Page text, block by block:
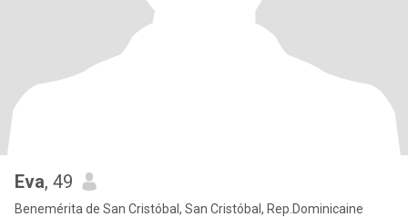
Eva, 49
Benemérita de San Cristóbal, San Cristóbal, Rep.Dominicaine